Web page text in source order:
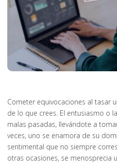
Cometer equivocaciones al tasar
de lo que crees. El entusiasmo o
malas pasadas, llevándote a
veces, uno se enamora de su
sentimental que no siempre
otras ocasiones, se menosprecia